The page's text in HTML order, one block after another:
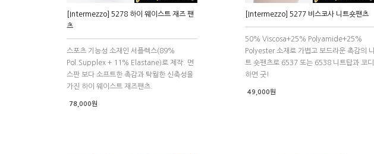
[Intermezzo] 5278 하이 웨이스트 재즈 팬
츠
스포츠 기능성 소재인 서플렉스(89%
Pol.Supplex + 11% Elastane)로 제작. 면
스판 보다 소프트한 촉감과 탁월한 신축성을
가진 하이 웨이스트 재즈팬츠.
78,000원
[Intermezzo] 5277 비스코사 니트숏팬츠
50% Viscosa+25% Polyamide+25%
Polyester 소재로 가볍고 보드라운 촉감의 니
트 숏팬츠로 6537 또는 6538 니트탑과 코디
하면 굿!
49,000원